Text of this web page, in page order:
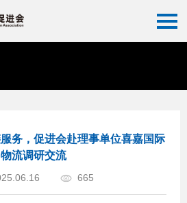
首页>> 促进会动态 >>综合新闻
务，促进会赴理事单位喜嘉国际
物流调研交流
665